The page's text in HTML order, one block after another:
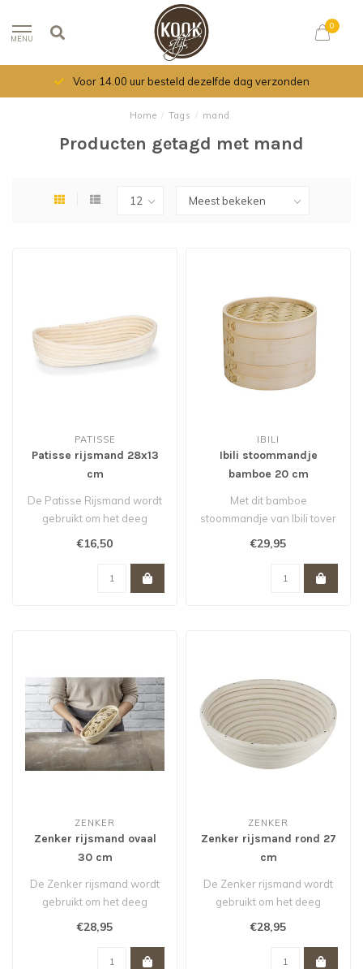
MENU
0
Voor 14.00 uur besteld dezelfde dag verzonden
Home / Tags / mand
Producten getagd met mand
PATISSE
Patisse rijsmand 28x13
cm
De Patisse Rijsmand wordt
gebruikt om het deeg
perfect en gelijkmatig te
€16,50
IBILI
Ibili stoommandje
bamboe 20 cm
Met dit bamboe
stoommandje van Ibili tover
je al jouw Aziatische
€29,95
ZENKER
Zenker rijsmand ovaal
30 cm
De Zenker rijsmand wordt
gebruikt om het deeg
€28,95
ZENKER
Zenker rijsmand rond 27
cm
De Zenker rijsmand wordt
gebruikt om het deeg
€28,95